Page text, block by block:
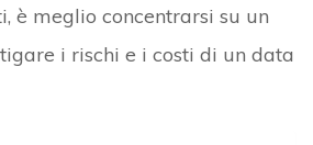
è meglio concentrarsi su un
i rischi e i costi di un data